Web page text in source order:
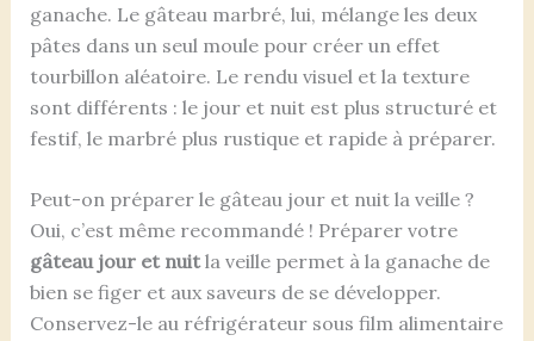
ganache. Le gâteau marbré, lui, mélange les deux
pâtes dans un seul moule pour créer un effet
tourbillon aléatoire. Le rendu visuel et la texture
sont différents : le jour et nuit est plus structuré et
festif, le marbré plus rustique et rapide à préparer.
Peut-on préparer le gâteau jour et nuit la veille ?
Oui, c’est même recommandé ! Préparer votre
gâteau jour et nuitla veille permet à la ganache de
bien se figer et aux saveurs de se développer.
Conservez-le au réfrigérateur sous film alimentaire